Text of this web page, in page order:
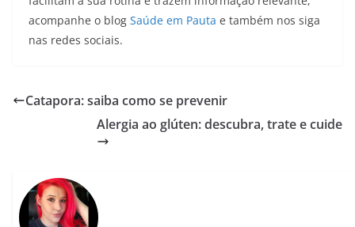
acompanhe o blog Saúde em Pauta e também nos siga
nas redes sociais.
Catapora: saiba como se prevenir
Alergia ao glúten: descubra, trate e cuide